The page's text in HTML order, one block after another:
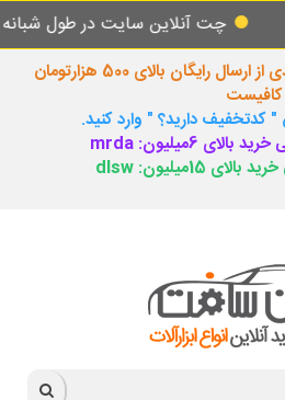
چت آنلاین سایت در طول شبانه روز
توجه مهم : حتما برای بهره مندی از ارسال رایگان بالای 500 هزارتومان
کافیست